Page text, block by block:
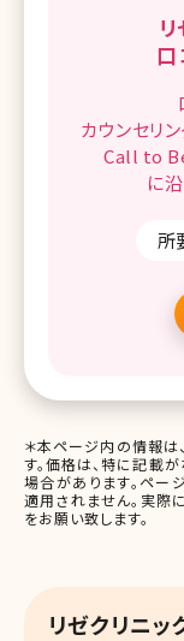
口
カウンセリ
Call to
に沿
所
＊本ページ内の情報は
す。価格は、特に記載
場合があります。ペー
適用されません。実際
をお願い致します。
リゼクリニ